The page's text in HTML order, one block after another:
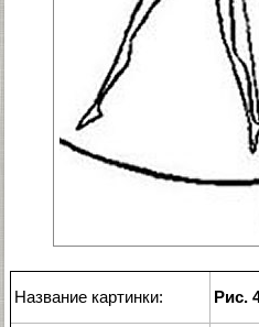
Название картинки: Рис.